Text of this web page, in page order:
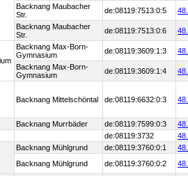
Backnang Maubacher
Str.
de:08119:7513:0:5
Backnang Maubacher
Str.
de:08119:7513:0:6
Backnang Max-Born-
Gymnasium
de:08119:3609:1:3
Backnang Max-Born-
Gymnasium
de:08119:3609:1:4
Backnang Mittelschöntal de:08119:6632:0:3
Backnang Murrbäder de:08119:7599:0:3
de:08119:3732
Backnang Mühlgrund de:08119:3760:0:1
Backnang Mühlgrund
de:08119:3760:0:2